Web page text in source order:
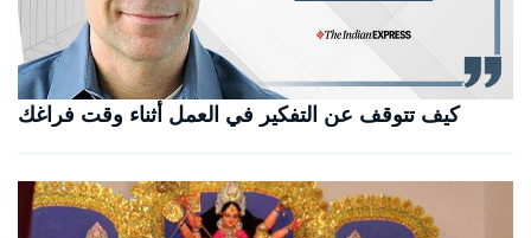
كيف تتوقف عن التفكير في العمل أثناء وقت فراغك